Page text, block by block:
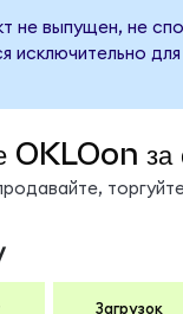
не выпущен, не
исключительно
OKLOon за
Загрузок